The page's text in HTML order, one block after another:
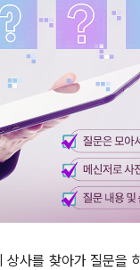
상사를 찾아가 질문을